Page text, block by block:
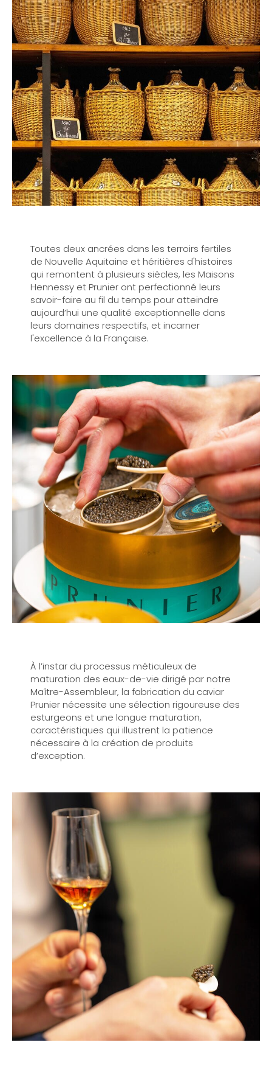
Toutes deux ancrées dans les terroirs fertiles
de Nouvelle Aquitaine et héritières d'histoires
qui remontent à plusieurs siècles, les Maisons
Hennessy et Prunier ont perfectionné leurs
savoir-faire au fil du temps pour atteindre
aujourd’hui une qualité exceptionnelle dans
leurs domaines respectifs, et incarner
l'excellence à la Française.
À l’instar du processus méticuleux de
maturation des eaux-de-vie dirigé par notre
Maître-Assembleur, la fabrication du caviar
Prunier nécessite une sélection rigoureuse des
esturgeons et une longue maturation,
caractéristiques qui illustrent la patience
nécessaire à la création de produits
d’exception.